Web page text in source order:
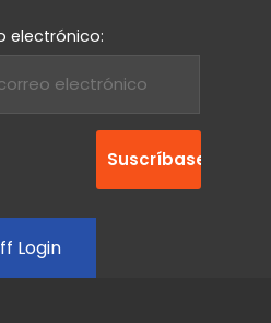
electrónico:
Login